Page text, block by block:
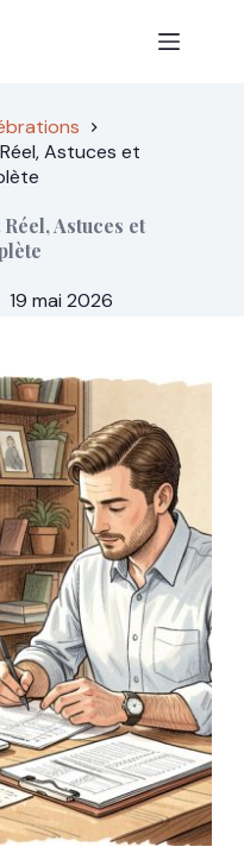
Astuces et
Astuces et
19 mai 2026